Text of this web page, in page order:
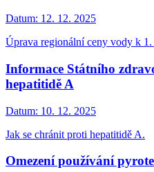
Datum: 12. 12. 2025
Úprava regionální ceny vody k
Informace Státního
hepatitidě A
Datum: 10. 12. 2025
Jak se chránit proti hepatitidě A.
Omezení používání